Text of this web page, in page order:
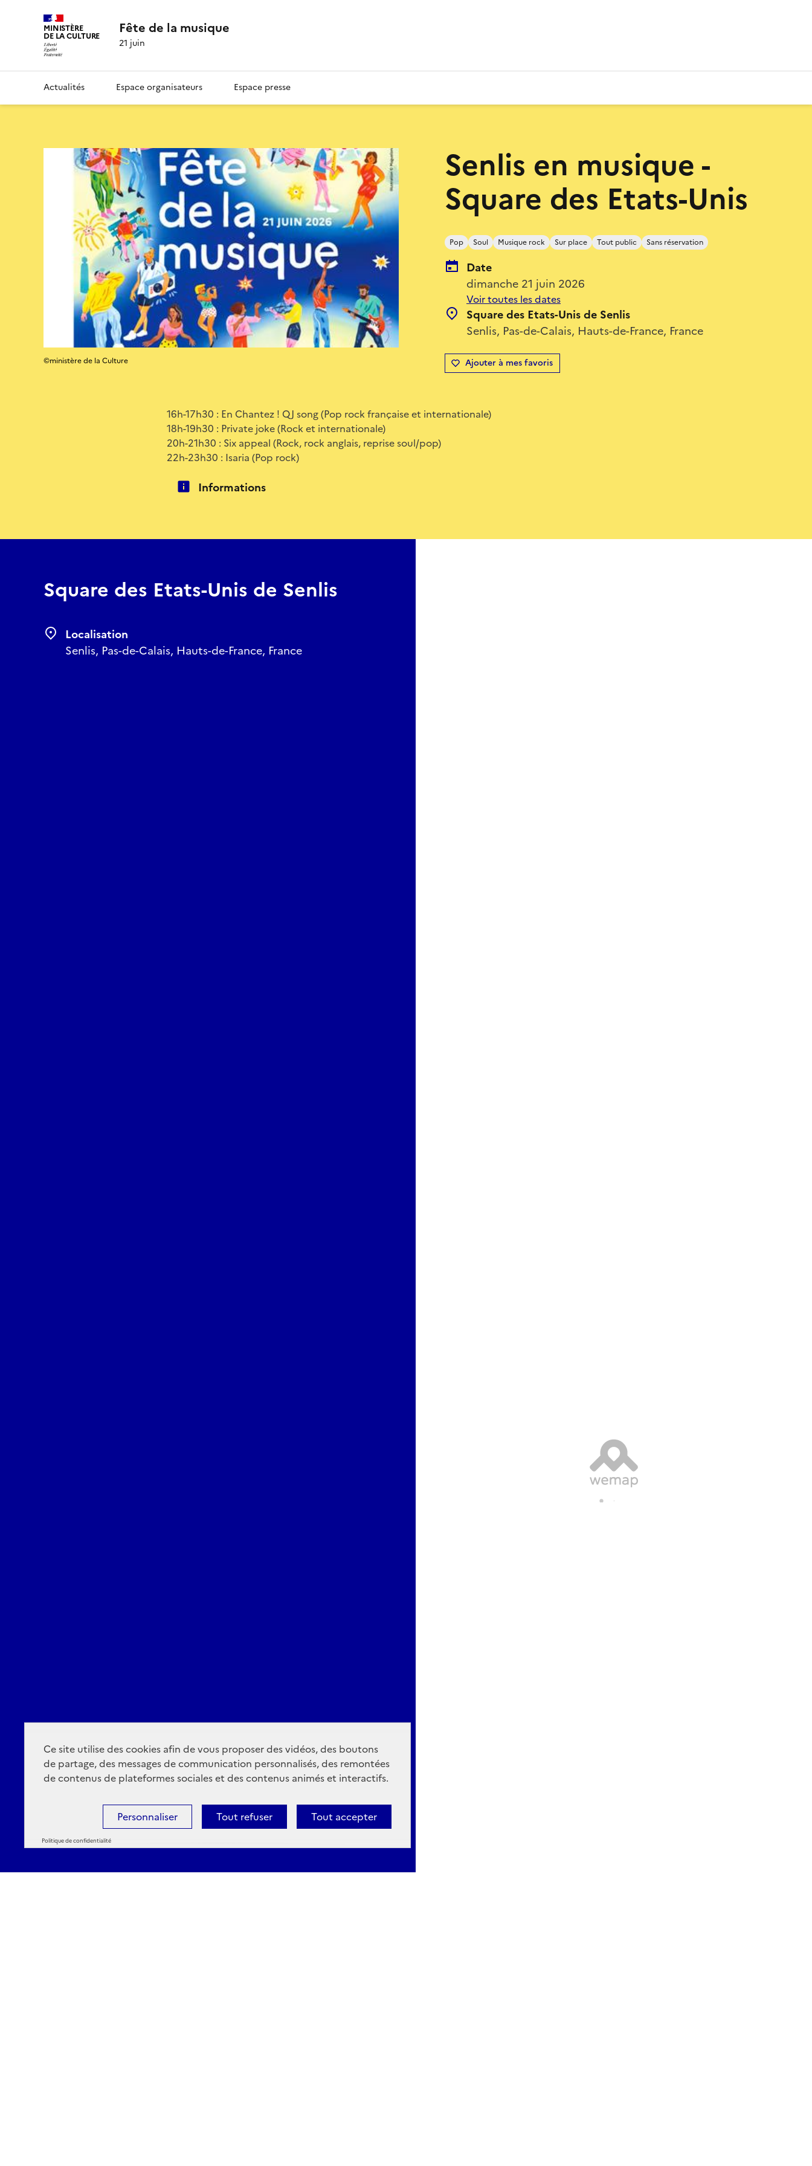
Ce site utilise des cookies afin de vous proposer des vidéos, des boutons
de partage, des messages de communication personnalisés, des remontées
de contenus de plateformes sociales et des contenus animés et interactifs.
Tout accepter
Tout refuser
Personnaliser
Politique de confidentialité
MINISTÈRE
DE LA CULTURE Fête de la musique
21 juin
Actualités Espace organisateurs Espace presse
Senlis en musique -
Square des Etats-Unis
Pop Soul Musique rock Sur place Tout public Sans réservation
Date
dimanche 21 juin 2026
Voir toutes les dates
Square des Etats-Unis de Senlis
Senlis, Pas-de-Calais, Hauts-de-France, France
Ajouter à mes favoris
©ministère de la Culture
16h-17h30 : En Chantez ! QJ song (Pop rock française et internationale)
18h-19h30 : Private joke (Rock et internationale)
20h-21h30 : Six appeal (Rock, rock anglais, reprise soul/pop)
22h-23h30 : Isaria (Pop rock)
Informations
Square des Etats-Unis de Senlis
Localisation
Senlis, Pas-de-Calais, Hauts-de-France, France